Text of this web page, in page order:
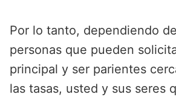
Por lo tanto, dependiendo
personas que pueden
principal y ser parientes
las tasas, usted y sus seres